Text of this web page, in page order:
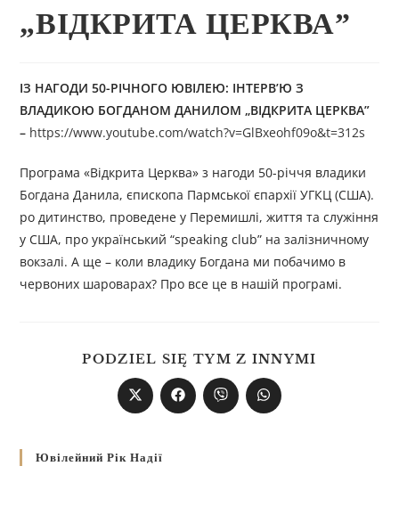
„ВІДКРИТА ЦЕРКВА”
ІЗ НАГОДИ 50-РІЧНОГО ЮВІЛЕЮ: ІНТЕРВ’Ю З
ВЛАДИКОЮ БОГДАНОМ ДАНИЛОМ „ВІДКРИТА ЦЕРКВА”
– https://www.youtube.com/watch?v=GlBxeohf09o&t=312s
Програма «Відкрита Церква» з нагоди 50-річчя владики
Богдана Данила, єпископа Пармської єпархії УГКЦ (США).
ро дитинство, проведене у Перемишлі, життя та служіння
у США, про український “speaking club” на залізничному
вокзалі. А ще – коли владику Богдана ми побачимо в
червоних шароварах? Про все це в нашій програмі.
PODZIEL SIĘ TYM Z INNYMI
Ювілейний Рік Надії